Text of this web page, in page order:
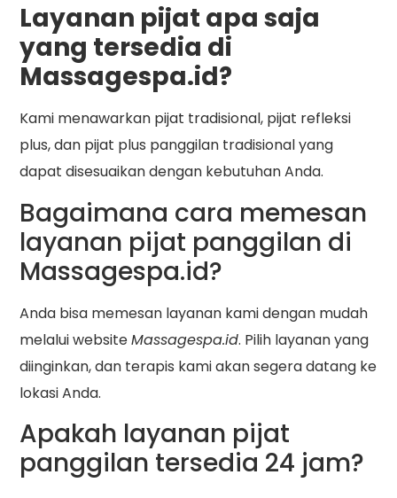
Layanan pijat apa saja
yang tersedia di
Massagespa.id?
Kami menawarkan pijat tradisional, pijat refleksi
plus, dan pijat plus panggilan tradisional yang
dapat disesuaikan dengan kebutuhan Anda.
Bagaimana cara memesan
layanan pijat panggilan di
Massagespa.id?
Anda bisa memesan layanan kami dengan mudah
melalui websiteMassagespa.id. Pilih layanan yang
diinginkan, dan terapis kami akan segera datang ke
lokasi Anda.
Apakah layanan pijat
panggilan tersedia 24 jam?